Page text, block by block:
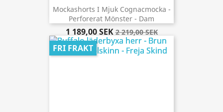
Mockashorts I Mjuk Cognacmocka -
Perforerat Mönster - Dam
1 189,00 SEK 2 219,00 SEK
FRI FRAKT